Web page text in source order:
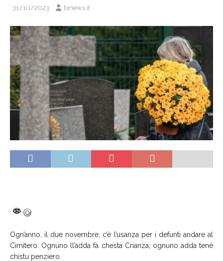
31/10/2023 binews.it
Ogn’anno, il due novembre, c’è l’usanza per i defunti andare al
Cimitero. Ognuno ll’adda fà chesta Crianza; ognuno adda tené
chistu penziero.